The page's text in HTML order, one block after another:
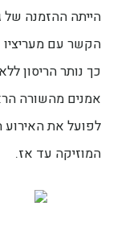
הייתה ההזמנה של
הקשר עם מעריציו
כך נותר הריסון
אמנים מהשורה
לפועל את האירוע
המוזיקה עד אז.